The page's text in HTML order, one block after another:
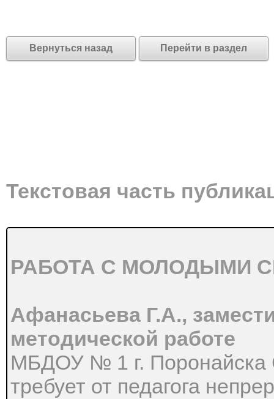
Вернуться назад Перейти в раздел
Текстовая часть
РАБОТА С МОЛОДЫМИ
Афанасьева Г.А.,
методической работе
МБДОУ № 1 г. Поронайска
требует от педагога